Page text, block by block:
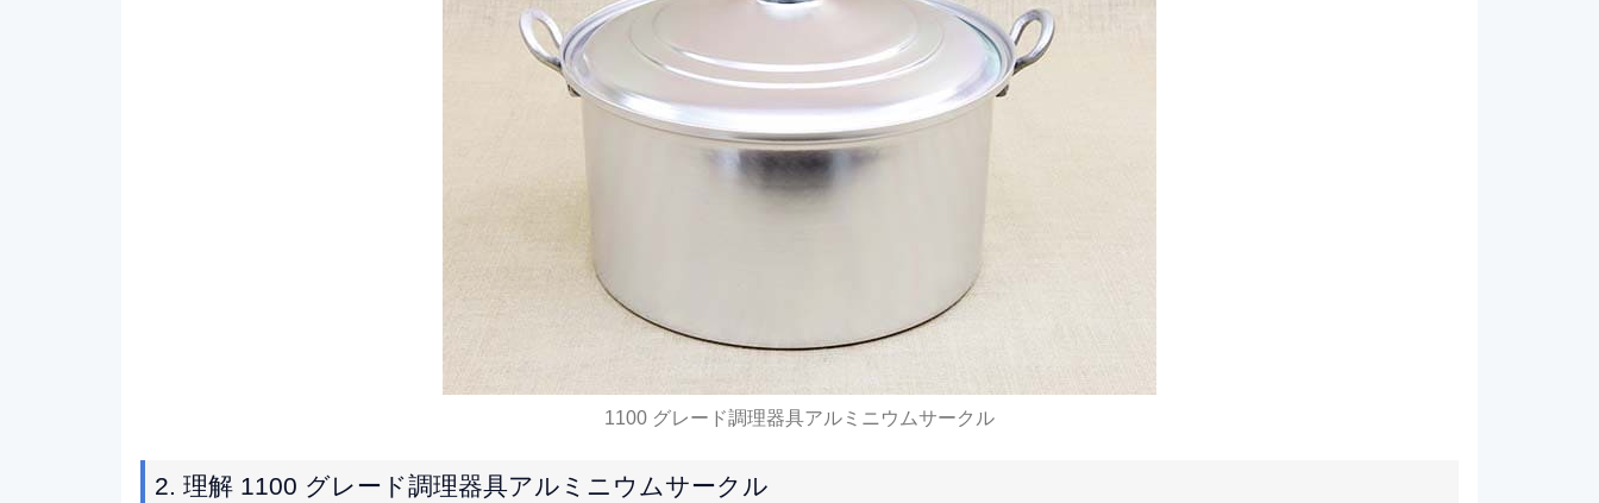
1100 グレード調理器具アルミニウムサークル
2. 理解 1100 グレード調理器具アルミニウムサークル